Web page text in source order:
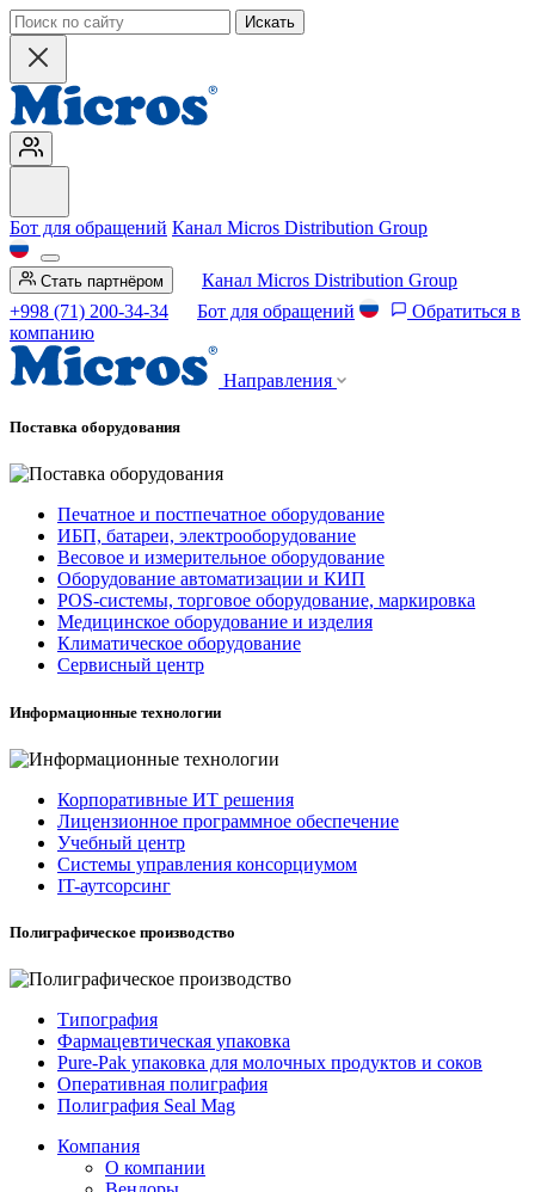
Искать
Бот для обращений Канал Micros Distribution Group
Стать партнёром
Канал Micros Distribution Group
+998 (71) 200-34-34
Бот для обращений
Обратиться в
компанию
Направления
Поставка оборудования
Печатное и постпечатное оборудование
ИБП, батареи, электрооборудование
Весовое и измерительное оборудование
Оборудование автоматизации и КИП
POS-системы, торговое оборудование, маркировка
Медицинское оборудование и изделия
Климатическое оборудование
Сервисный центр
Информационные технологии
Корпоративные ИТ решения
Лицензионное программное обеспечение
Учебный центр
Системы управления консорциумом
IT-аутсорсинг
Полиграфическое производство
Типография
Фармацевтическая упаковка
Pure-Pak упаковка для молочных продуктов и соков
Оперативная полиграфия
Полиграфия Seal Mag
Компания
О компании